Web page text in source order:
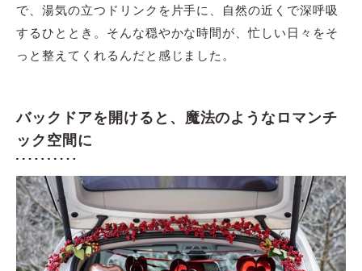
で、湯気の立つドリンクを片手に、自然の近くで深呼吸
するひととき。そんな穏やかな時間が、忙しい日々をそ
っと整えてくれるんだと感じました。
バックドアを開けると、魔法のようなロマンチ
ック空間に